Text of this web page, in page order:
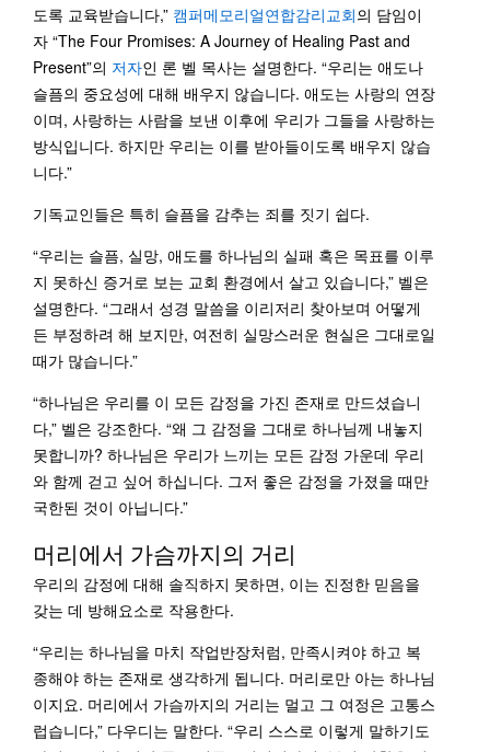
도록 교육받습니다,” 캠퍼메모리얼연합감리교회의 담임이
자 “The Four Promises: A Journey of Healing Past and
Present”의 저자인 론 벨 목사는 설명한다. “우리는 애도나
슬픔의 중요성에 대해 배우지 않습니다. 애도는 사랑의 연장
이며, 사랑하는 사람을 보낸 이후에 우리가 그들을 사랑하는
방식입니다. 하지만 우리는 이를 받아들이도록 배우지 않습
니다.”
기독교인들은 특히 슬픔을 감추는 죄를 짓기 쉽다.
“우리는 슬픔, 실망, 애도를 하나님의 실패 혹은 목표를 이루
지 못하신 증거로 보는 교회 환경에서 살고 있습니다,” 벨은
설명한다. “그래서 성경 말씀을 이리저리 찾아보며 어떻게
든 부정하려 해 보지만, 여전히 실망스러운 현실은 그대로일
때가 많습니다.”
“하나님은 우리를 이 모든 감정을 가진 존재로 만드셨습니
다,” 벨은 강조한다. “왜 그 감정을 그대로 하나님께 내놓지
못합니까? 하나님은 우리가 느끼는 모든 감정 가운데 우리
와 함께 걷고 싶어 하십니다. 그저 좋은 감정을 가졌을 때만
국한된 것이 아닙니다.”
머리에서 가슴까지의 거리
우리의 감정에 대해 솔직하지 못하면, 이는 진정한 믿음을
갖는 데 방해요소로 작용한다.
“우리는 하나님을 마치 작업반장처럼, 만족시켜야 하고 복
종해야 하는 존재로 생각하게 됩니다. 머리로만 아는 하나님
이지요. 머리에서 가슴까지의 거리는 멀고 그 여정은 고통스
럽습니다,” 다우디는 말한다. “우리 스스로 이렇게 말하기도